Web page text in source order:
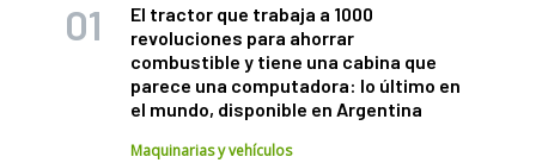
El tractor que trabaja a 1000
revoluciones para ahorrar
combustible y tiene una cabina que
parece una computadora: lo último en
el mundo, disponible en Argentina
Maquinarias y vehículos